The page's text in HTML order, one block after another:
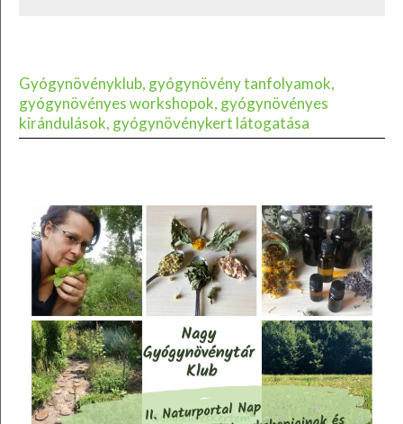
Gyógynövényklub, gyógynövény tanfolyamok,
gyógynövényes workshopok, gyógynövényes
kirándulások, gyógynövénykert látogatása